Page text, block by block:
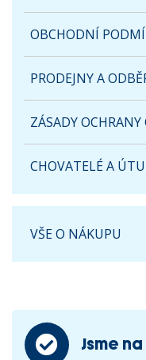
OBCHODNÍ
PRODEJNY A
ZÁSADY OCHRANY
CHOVATELÉ A
VŠE O NÁKUPU
Jsme